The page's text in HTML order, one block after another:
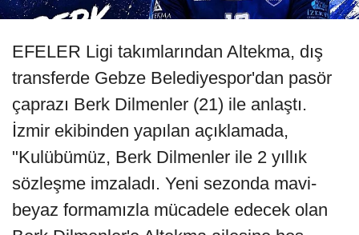
EFELER Ligi takımlarından Altekma, dış
transferde Gebze Belediyespor'dan pasör
çaprazı Berk Dilmenler (21) ile anlaştı.
İzmir ekibinden yapılan açıklamada,
"Kulübümüz, Berk Dilmenler ile 2 yıllık
sözleşme imzaladı. Yeni sezonda mavi-
beyaz formamızla mücadele edecek olan